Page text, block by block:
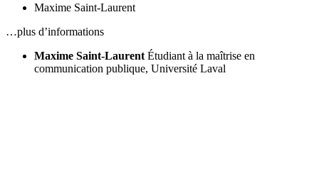
Maxime Saint-Laurent
…plus d’informations
Maxime Saint-Laurent Étudiant à la maîtrise en
communication publique, Université Laval